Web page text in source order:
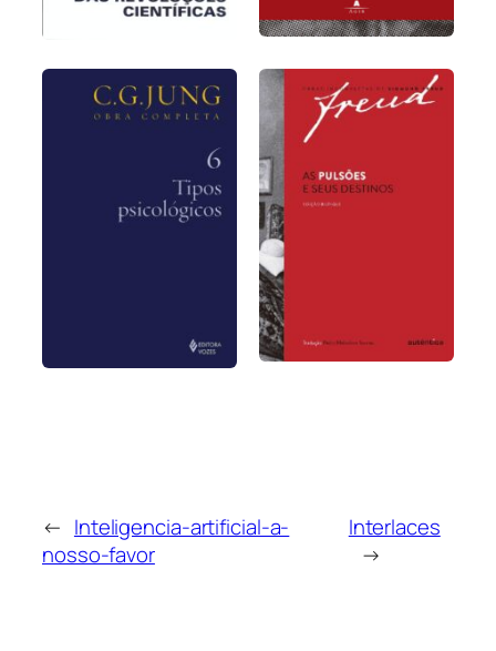
← Inteligencia-artificial-a-
nosso-favor
Interlaces
→